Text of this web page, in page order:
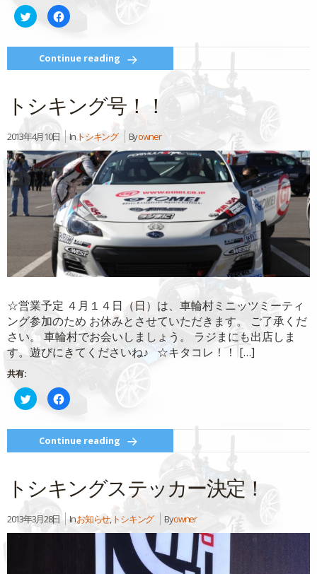
ク
リ
し
て
Twitter
で
(新
し
い
ィ
ン
ド
ウ
で
開
き
ま
Facebook
で
す
る
に
は
ッ
ク
し
く
だ
さ
い
(新
し
い
ウ
ィ
ン
ド
ウ
で
開
き
ま
す)
Continue reading
トシキング号！！
2013年4月10日 In トシキング Byowner
☆営業予定 ４月１４日（日）は、車輪村ミニッツミーティ
ング参加のため お休みとさせていただきます。 ご了承くだ
さい。 車輪村でお会いしましょう。 ラジまにも出店しま
す。遊びにきてくださいね♪ ☆キタコレ！！ […]
共有:
ク
リ
し
て
Twitter
で
(新
し
い
ィ
ン
ド
Facebook
で
す
る
に
は
ッ
ク
し
く
だ
さ
Continue reading
トシキングステッカー決定！
2013年3月28日 Inお知らせ, トシキング Byowner